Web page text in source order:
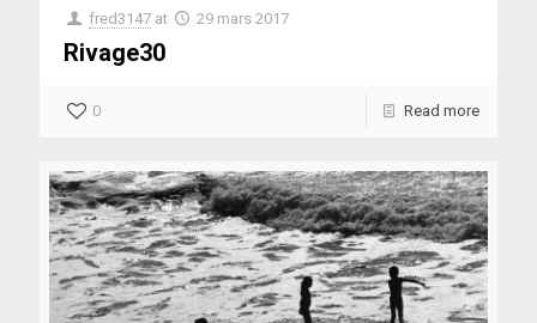
fred3147 at 29 mars 2017
Rivage30
0 Read more